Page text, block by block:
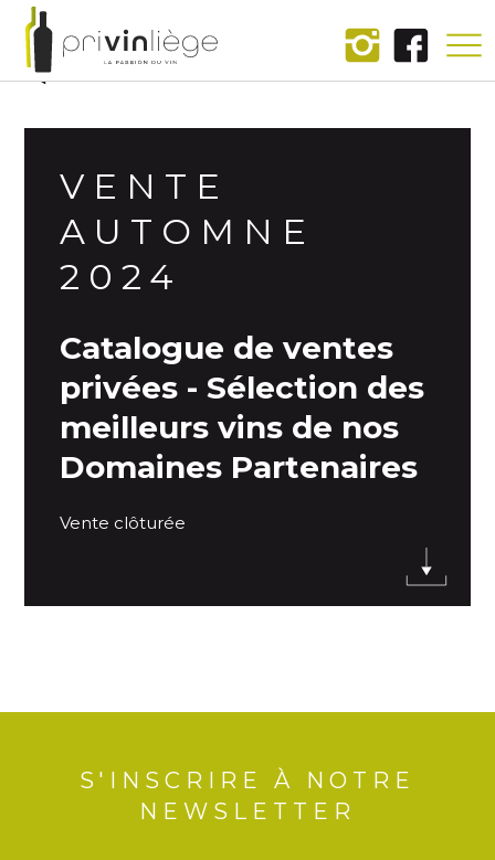
Accueil
VENTE
AUTOMNE
2024
Catalogue de ventes
privées - Sélection des
meilleurs vins de nos
Domaines Partenaires
Vente clôturée
S'INSCRIRE À NOTRE
NEWSLETTER